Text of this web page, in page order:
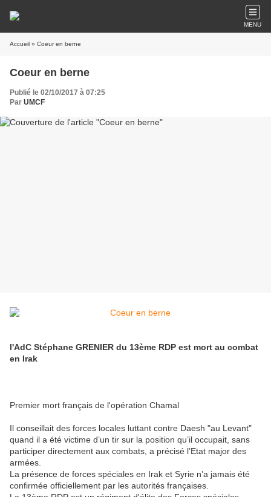
MENU
Accueil » Coeur en berne
Coeur en berne
Publié le 02/10/2017 à 07:25
Par UMCF
l'AdC Stéphane GRENIER du 13ème RDP est mort au combat
en Irak
Premier mort français de l'opération Chamal
Il conseillait des forces locales luttant contre Daesh "au Levant"
quand il a été victime d’un tir sur la position qu’il occupait, sans
participer directement aux combats, a précisé l’Etat major des
armées.
La présence de forces spéciales en Irak et Syrie n’a jamais été
confirmée officiellement par les autorités françaises.